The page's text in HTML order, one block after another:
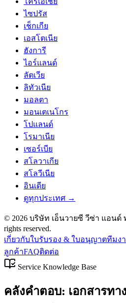
ไซปรัส
เช็กเกีย
เอสโตเนีย
ฮังการี
ไอร์แลนด์
ลัตเวีย
ลิทัวเนีย
มอลตา
มอนเตเนโกร
โปแลนด์
โรมาเนีย
เซอร์เบีย
สโลวาเกีย
สโลวีเนีย
อินเดีย
ดูทุกประเทศ →
© 2026 บริษัท เอ็นวายซี วีซ่า แอนด์
rights reserved.
เกี่ยวกับใบรับรอง & ใบอนุญาตทีมง
ลูกค้าFAQติดต่อ
Service Knowledge Base
คลังคำตอบ: เอกสารทา